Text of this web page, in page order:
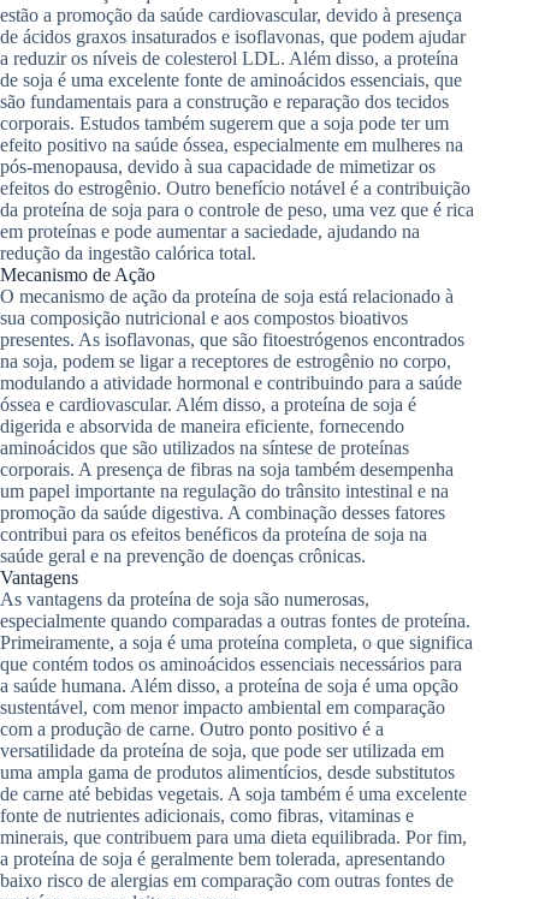
estão a promoção da saúde cardiovascular, devido à presença
de ácidos graxos insaturados e isoflavonas, que podem ajudar
a reduzir os níveis de colesterol LDL. Além disso, a proteína
de soja é uma excelente fonte de aminoácidos essenciais, que
são fundamentais para a construção e reparação dos tecidos
corporais. Estudos também sugerem que a soja pode ter um
efeito positivo na saúde óssea, especialmente em mulheres na
pós-menopausa, devido à sua capacidade de mimetizar os
efeitos do estrogênio. Outro benefício notável é a contribuição
da proteína de soja para o controle de peso, uma vez que é rica
em proteínas e pode aumentar a saciedade, ajudando na
redução da ingestão calórica total.
Mecanismo de Ação
O mecanismo de ação da proteína de soja está relacionado à
sua composição nutricional e aos compostos bioativos
presentes. As isoflavonas, que são fitoestrógenos encontrados
na soja, podem se ligar a receptores de estrogênio no corpo,
modulando a atividade hormonal e contribuindo para a saúde
óssea e cardiovascular. Além disso, a proteína de soja é
digerida e absorvida de maneira eficiente, fornecendo
aminoácidos que são utilizados na síntese de proteínas
corporais. A presença de fibras na soja também desempenha
um papel importante na regulação do trânsito intestinal e na
promoção da saúde digestiva. A combinação desses fatores
contribui para os efeitos benéficos da proteína de soja na
saúde geral e na prevenção de doenças crônicas.
Vantagens
As vantagens da proteína de soja são numerosas,
especialmente quando comparadas a outras fontes de proteína.
Primeiramente, a soja é uma proteína completa, o que significa
que contém todos os aminoácidos essenciais necessários para
a saúde humana. Além disso, a proteína de soja é uma opção
sustentável, com menor impacto ambiental em comparação
com a produção de carne. Outro ponto positivo é a
versatilidade da proteína de soja, que pode ser utilizada em
uma ampla gama de produtos alimentícios, desde substitutos
de carne até bebidas vegetais. A soja também é uma excelente
fonte de nutrientes adicionais, como fibras, vitaminas e
minerais, que contribuem para uma dieta equilibrada. Por fim,
a proteína de soja é geralmente bem tolerada, apresentando
baixo risco de alergias em comparação com outras fontes de